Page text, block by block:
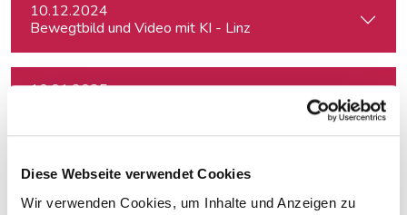
Diese Webseite verwendet Cookies
Wir verwenden Cookies, um Inhalte und Anzeigen zu
10.12.2024
Bewegtbild und Video mit KI - Linz
10.01.2025
KI im Journalismus – Alles, was Sie wissen müssen
16.01.2025